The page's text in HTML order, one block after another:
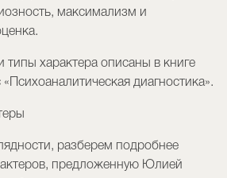
максимализм и
типы характера описаны в книге
диагностика».
разберем подробнее
предложенную Юлией